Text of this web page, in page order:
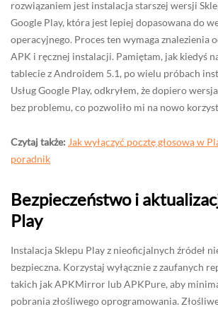
rozwiązaniem jest instalacja starszej wersji
Google Play, która jest lepiej dopasowana do
operacyjnego. Proces ten wymaga znalezienia
APK i ręcznej instalacji. Pamiętam, jak kiedyś
tablecie z Androidem 5.1, po wielu próbach
Usług Google Play, odkryłem, że dopiero
bez problemu, co pozwoliło mi na nowo
Czytaj także: Jak wyłączyć pocztę głosową w
poradnik
Bezpieczeństwo i
Play
Instalacja Sklepu Play z nieoficjalnych źródeł
bezpieczna. Korzystaj wyłącznie z zaufanych
takich jak APKMirror lub APKPure, aby
pobrania złośliwego oprogramowania.